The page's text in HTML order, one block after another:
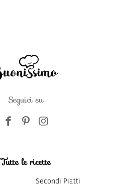
Seguici su
Tutte le ricette
Secondi Piatti